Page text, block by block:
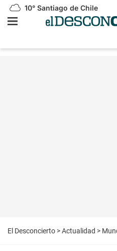
10° Santiago de Chile
El Desconcierto >Actualidad >